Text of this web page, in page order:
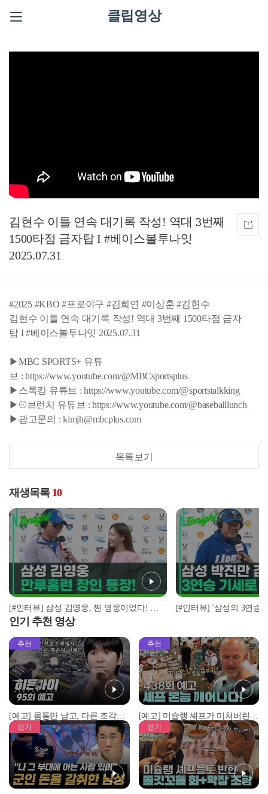
클립영상
김현수 이틀 연속 대기록 작성! 역대 3번째
1500타점 금자탑 I #베이스볼투나잇
2025.07.31
#2025 #KBO #프로야구 #김희연 #이상훈 #김현수
김현수 이틀 연속 대기록 작성! 역대 3번째 1500타점 금자
탑 I #베이스볼투나잇 2025.07.31
▶MBC SPORTS+ 유튜
브 : https://www.youtube.com/@MBCsportsplus
▶스톡킹 유튜브 : https://www.youtube.com/@sportstalkking
▶⚾브런치 유튜브 : https://www.youtube.com/@baseballlunch
▶광고문의 : kimjh@mbcplus.com
목록보기
재생목록 10
[#인터뷰] 삼성 김영웅, 찐 영웅이었다! 통산 두 번째 만루홈런 폭발 I #베이스볼투나잇 2025.03.25
인기 추천 영상
추천
[예고] 몸통만 남고, 다른 조각은 어디에..? 시화호에서 드러난 충격적인 토막 살인사건!
추천
[예고] 미슐랭 셰프가 미쳐버린 이유! 본능이 깨어난 사건은?
인기 인기